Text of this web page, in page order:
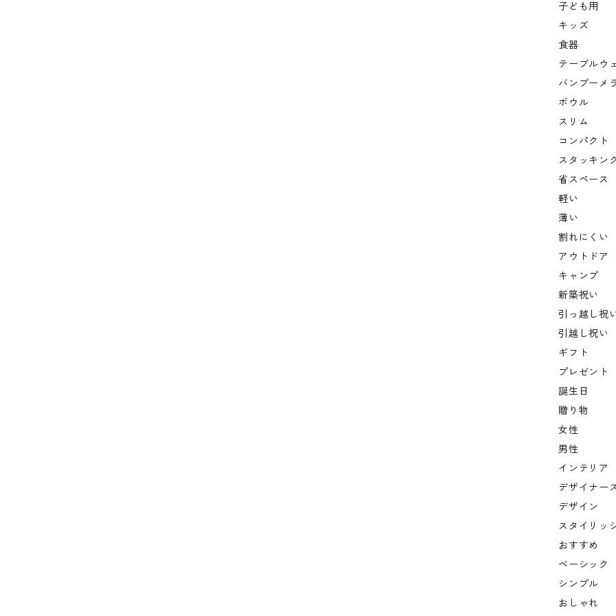
子ども用
キッズ
食器
テーブルウ
バンブーメ
ボウル
スリム
コンパクト
スタッキン
省スペース
軽い
薄い
割れにくい
アウトドア
キャンプ
新築祝い
引っ越し祝
引越し祝い
ギフト
プレゼント
誕生日
贈り物
女性
男性
インテリア
デザイナー
デザイン
スタイリッ
おすすめ
ベーシック
シンプル
おしゃれ